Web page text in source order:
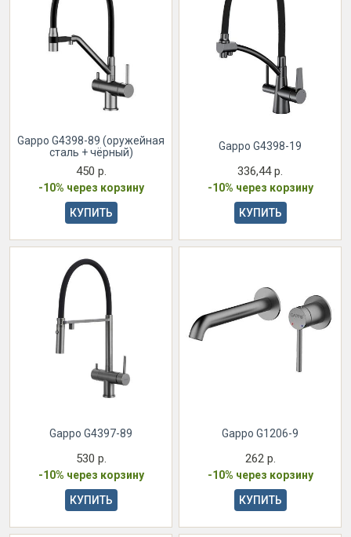
Gappo G4398-89 (оружейная
сталь + чёрный)
450 р.
-10% через корзину
КУПИТЬ
Gappo G4398-19
336,44 р.
-10% через корзину
КУПИТЬ
Gappo G4397-89
530 р.
-10% через корзину
КУПИТЬ
Gappo G1206-9
262 р.
-10% через корзину
КУПИТЬ